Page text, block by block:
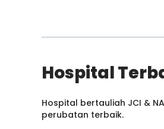
Hospital
Hospital bertauliah JCI &
perubatan terbaik.